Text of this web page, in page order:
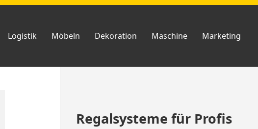
Logistik Möbeln Dekoration Maschine Marketing
Footer
Regalsysteme für Profis